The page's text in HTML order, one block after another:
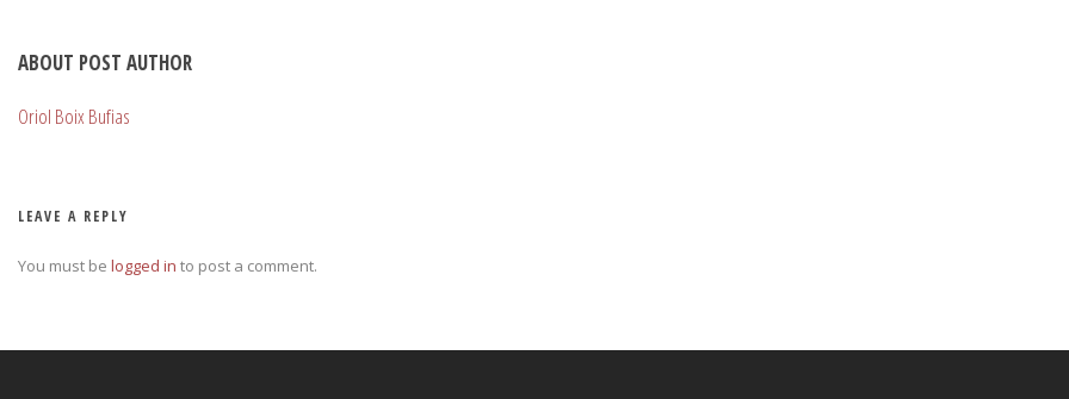
ABOUT POST AUTHOR
Oriol Boix Bufias
LEAVE A REPLY
You must be logged in to post a comment.